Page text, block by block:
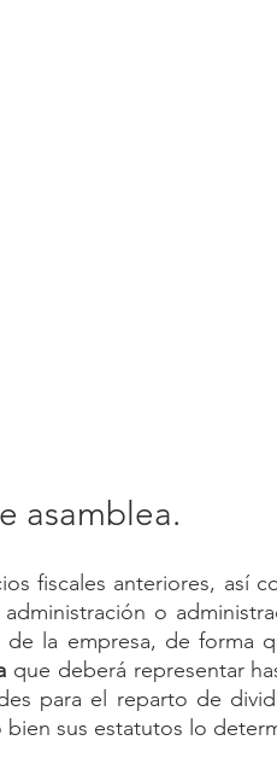
asamblea.
fiscales anteriores, así
o
de la empresa, de forma
que deberá representar
para el reparto de
sus estatutos lo